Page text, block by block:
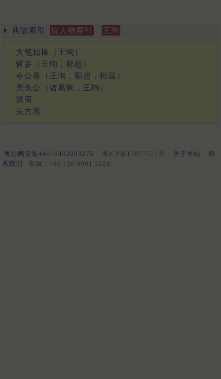
典故索引 按人物索引 王珣
大笔如椽（王珣）
髯参（王珣，郗超）
令公喜（王珣，郗超，桓温）
黑头公（诸葛恢，王珣）
禁脔
头方黑
粤公网安备44010402003275 粤ICP备17077571号 关于本站
联
系我们
客服：+86 136 0901 3320